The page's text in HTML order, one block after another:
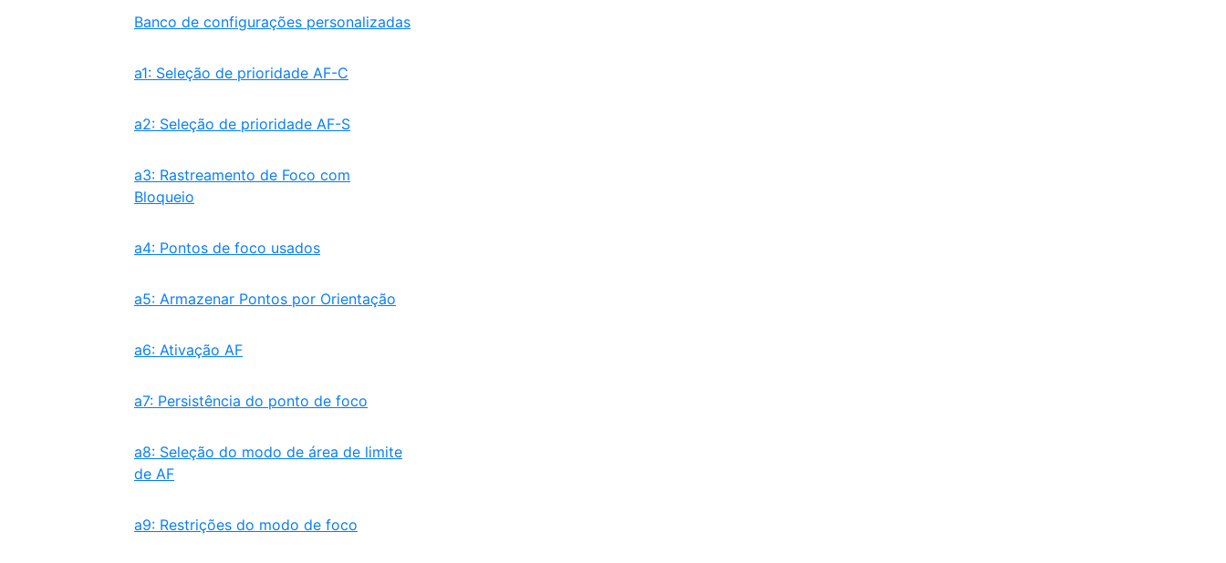
Banco de configurações personalizadas
a1: Seleção de prioridade AF-C
a2: Seleção de prioridade AF-S
a3: Rastreamento de Foco com
Bloqueio
a4: Pontos de foco usados
a5: Armazenar Pontos por Orientação
a6: Ativação AF
a7: Persistência do ponto de foco
a8: Seleção do modo de área de limite
de AF
a9: Restrições do modo de foco